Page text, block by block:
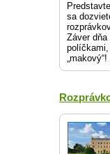
sa
Záver
„makový“!